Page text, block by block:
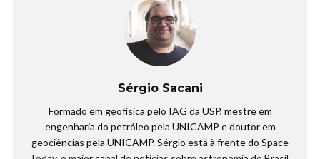
Sérgio Sacani
Formado em geofísica pelo IAG da USP, mestre em
engenharia do petróleo pela UNICAMP e doutor em
geociências pela UNICAMP. Sérgio está à frente do Space